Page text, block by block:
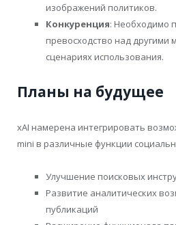
изображений политиков.
Конкуренция: Необходимо
превосходство над другими
сценариях использования.
Планы на будущее
xAI намерена интегрировать
mini в различные функции
Улучшение поисковых
Развитие аналитических
публикаций